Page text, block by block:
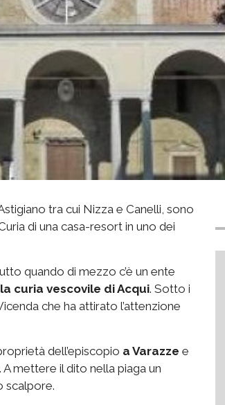
tra cui Nizza e Canelli, sono
di una casa-resort in uno dei
quando di mezzo c’è un ente
la curia vescovile di Acqui. Sotto i
che ha attirato l’attenzione
dell’episcopio a Varazze e
mettere il dito nella piaga un
scalpore.